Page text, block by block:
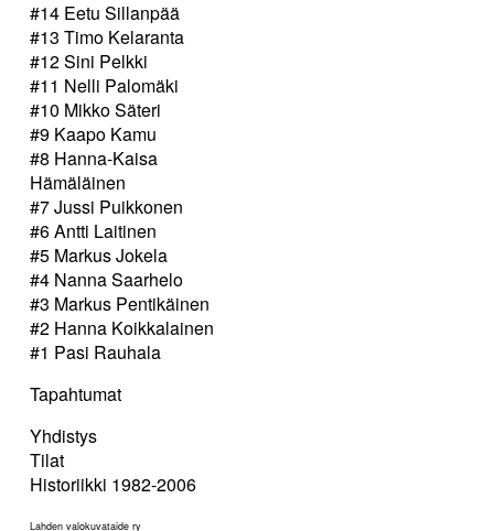
#14 Eetu Sillanpää
#13 Timo Kelaranta
#12 Sini Pelkki
#11 Nelli Palomäki
#10 Mikko Säteri
#9 Kaapo Kamu
#8 Hanna-Kaisa
Hämäläinen
#7 Jussi Puikkonen
#6 Antti Laitinen
#5 Markus Jokela
#4 Nanna Saarhelo
#3 Markus Pentikäinen
#2 Hanna Koikkalainen
#1 Pasi Rauhala
Tapahtumat
Yhdistys
Tilat
Historiikki 1982-2006
Lahden valokuvataide ry